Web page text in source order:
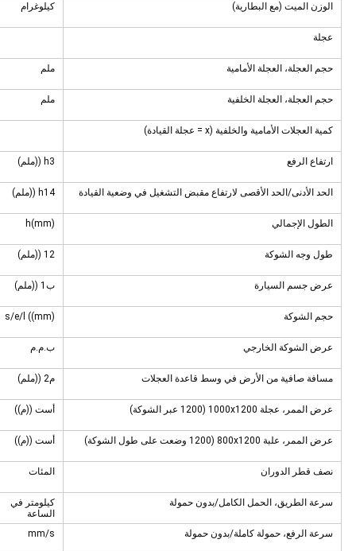
الوزن الميت (مع البطارية) كيلوغرام
عجلة
حجم العجلة، العجلة الأمامية ملم
حجم العجلة، العجلة الخلفية ملم
كمية العجلات الأمامية والخلفية (x = عجلة القيادة)
ارتفاع الرفع h3 ((ملم)
الحد الأدنى/الحد الأقصى لارتفاع مقبض التشغيل في وضعية القيادة h14 ((ملم)
الطول الإجمالي h(mm)
طول وجه الشوكة 12 ((ملم)
عرض جسم السيارة ب1 ((ملم)
حجم الشوكة s/e/l ((mm)
عرض الشوكة الخارجي ب.م.م
مسافة صافية من الأرض في وسط قاعدة العجلات م2 ((ملم)
عرض الممر، عجلة 1000x1200 (1200 عبر الشوكة) أست ((م))
عرض الممر، علبة 800x1200 (1200 وضعت على طول الشوكة) أست ((م))
نصف قطر الدوران المئات
سرعة الطريق، الحمل الكامل/بدون حمولة
كيلومتر في
الساعة
سرعة الرفع، حمولة كاملة/بدون حمولة
mm/s